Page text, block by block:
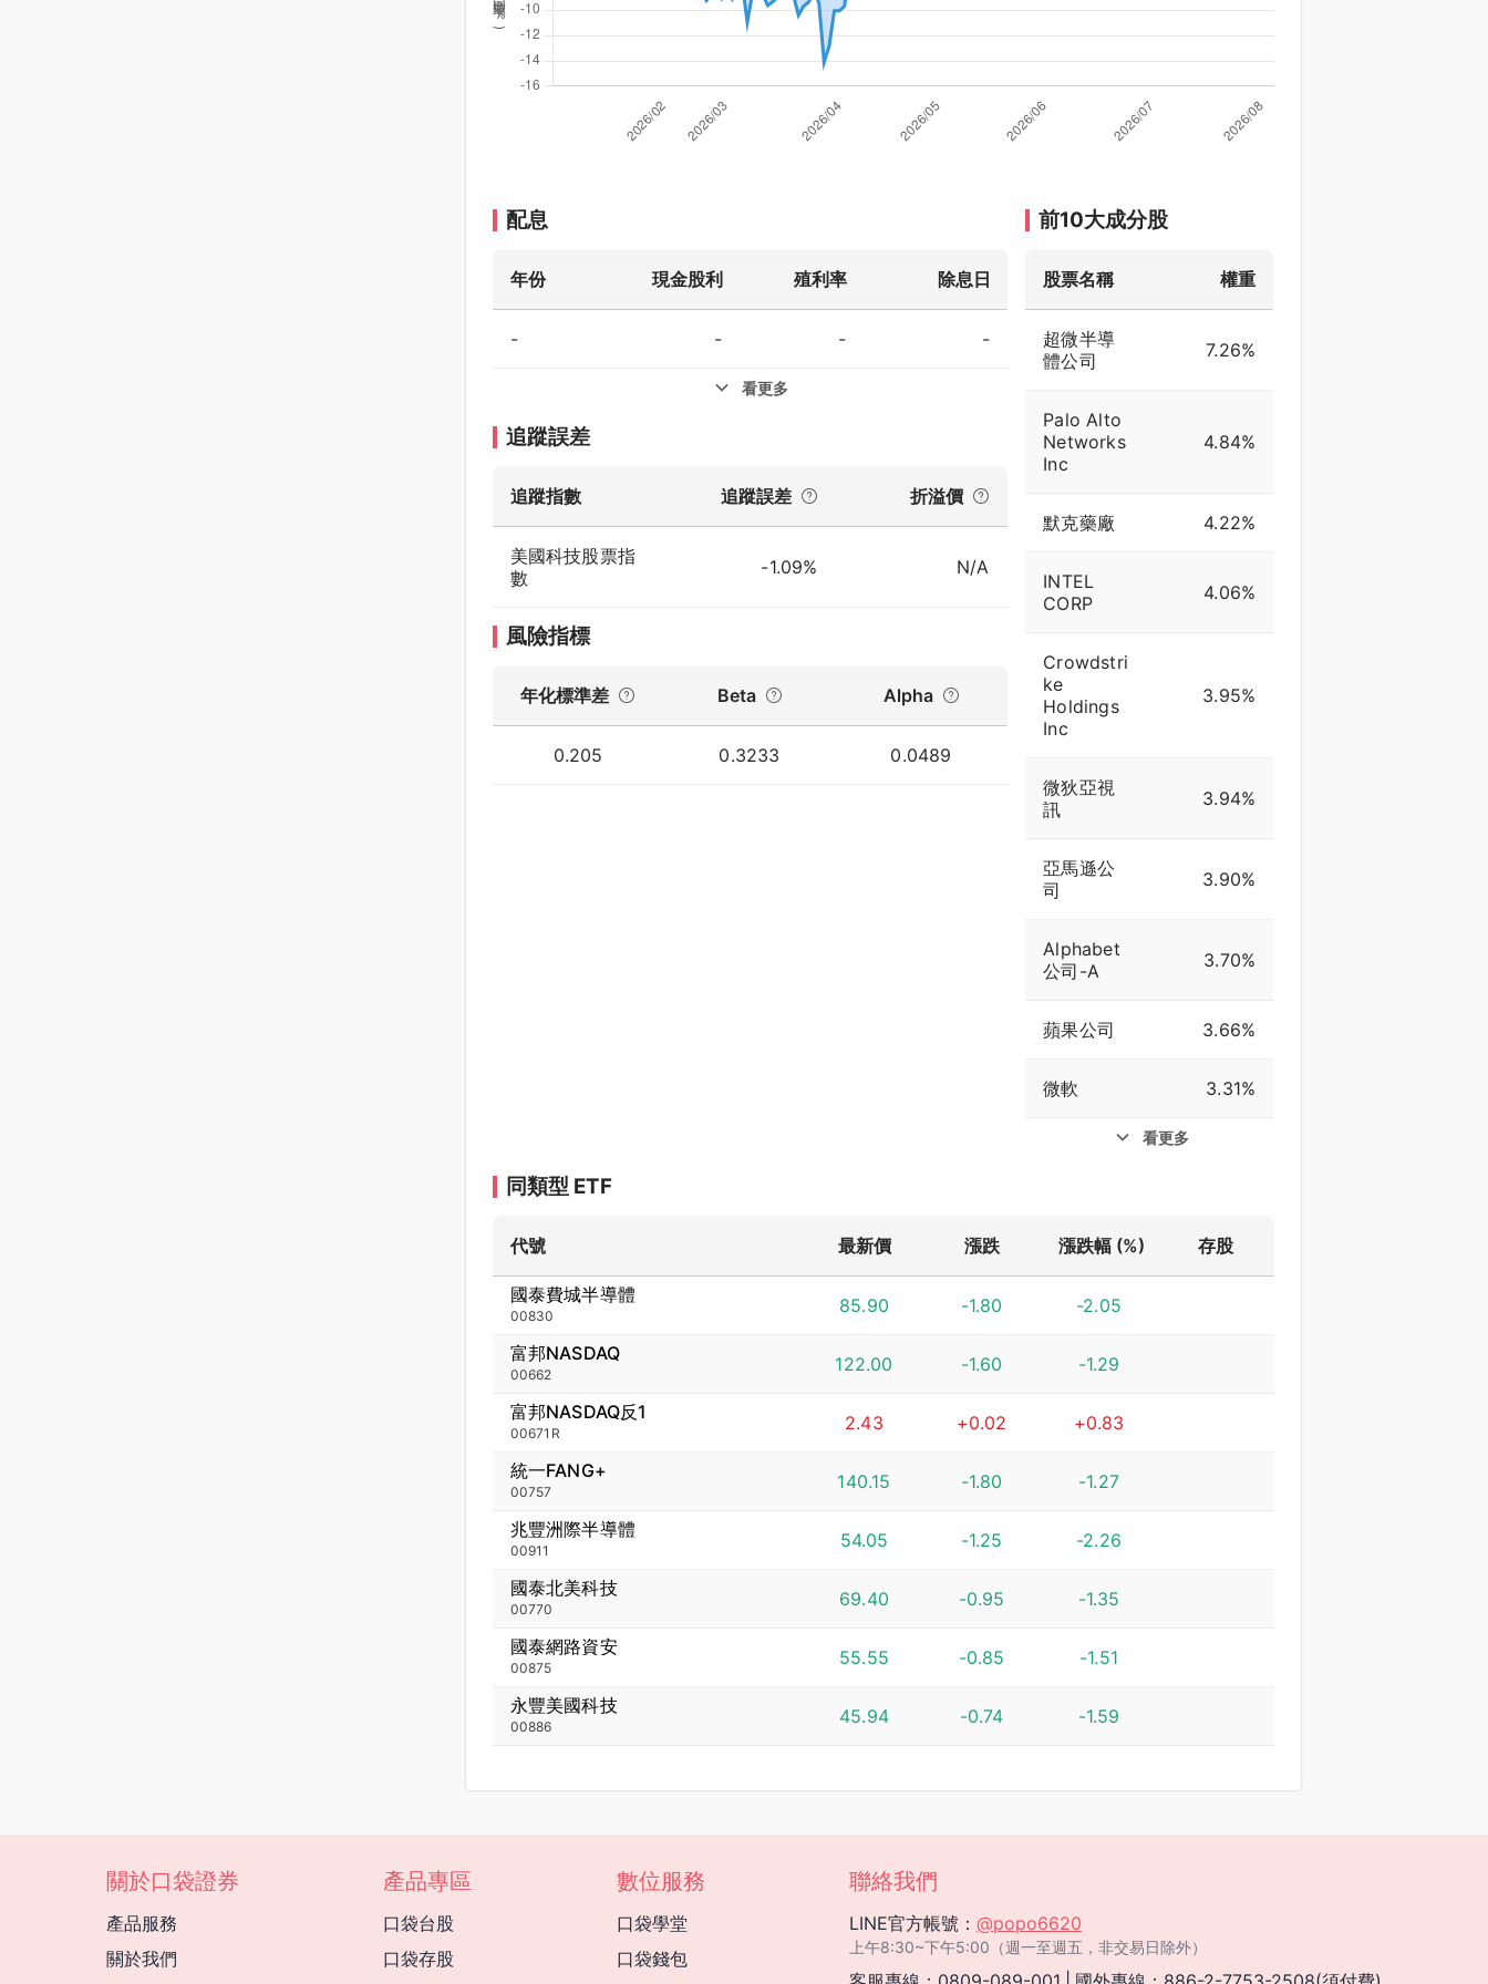
%
)
前10大成分股
股票名稱 權重
超微半導
體公司
7.26%
Palo Alto
Networks
Inc
4.84%
默克藥廠 4.22%
INTEL
CORP
4.06%
Crowdstri
ke
Holdings
Inc
3.95%
微狄亞視
訊
3.94%
亞馬遜公
司
3.90%
Alphabet
公司-A
3.70%
蘋果公司 3.66%
微軟 3.31%
看更多
配息
年份 現金股利 殖利率 除息日
- - - -
看更多
追蹤誤差
追蹤指數 追蹤誤差 折溢價
美國科技股票指
數
-1.09% N/A
風險指標
年化標準差 Beta Alpha
0.205 0.3233 0.0489
同類型 ETF
代號 最新價 漲跌 漲跌幅 (%) 存股
國泰費城半導體
00830 85.90 -1.80 -2.05
富邦NASDAQ
00662 122.00 -1.60 -1.29
富邦NASDAQ反1
00671R 2.43 +0.02 +0.83
統一FANG+
00757 140.15 -1.80 -1.27
兆豐洲際半導體
00911 54.05 -1.25 -2.26
國泰北美科技
00770 69.40 -0.95 -1.35
國泰網路資安
00875 55.55 -0.85 -1.51
永豐美國科技
00886 45.94 -0.74 -1.59
關於口袋證券
產品服務
關於我們
產品專區
口袋台股
口袋存股
數位服務
口袋學堂
口袋錢包
聯絡我們
LINE官方帳號： @popo6620
上午8:30~下午5:00（週一至週五，非交易日除外）